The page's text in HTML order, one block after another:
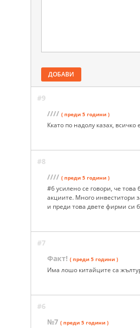
ДОБАВИ
#9
//// ( преди 5 години )
Ккато по надолу казах, всичко
#8
//// ( преди 5 години )
#6 усилено се говори, че
акциите. Много инвеститори
и преди това двете фирми си
#7
Факт! ( преди 5 години )
Има лошо китайците са
#6
№7 ( преди 5 години )